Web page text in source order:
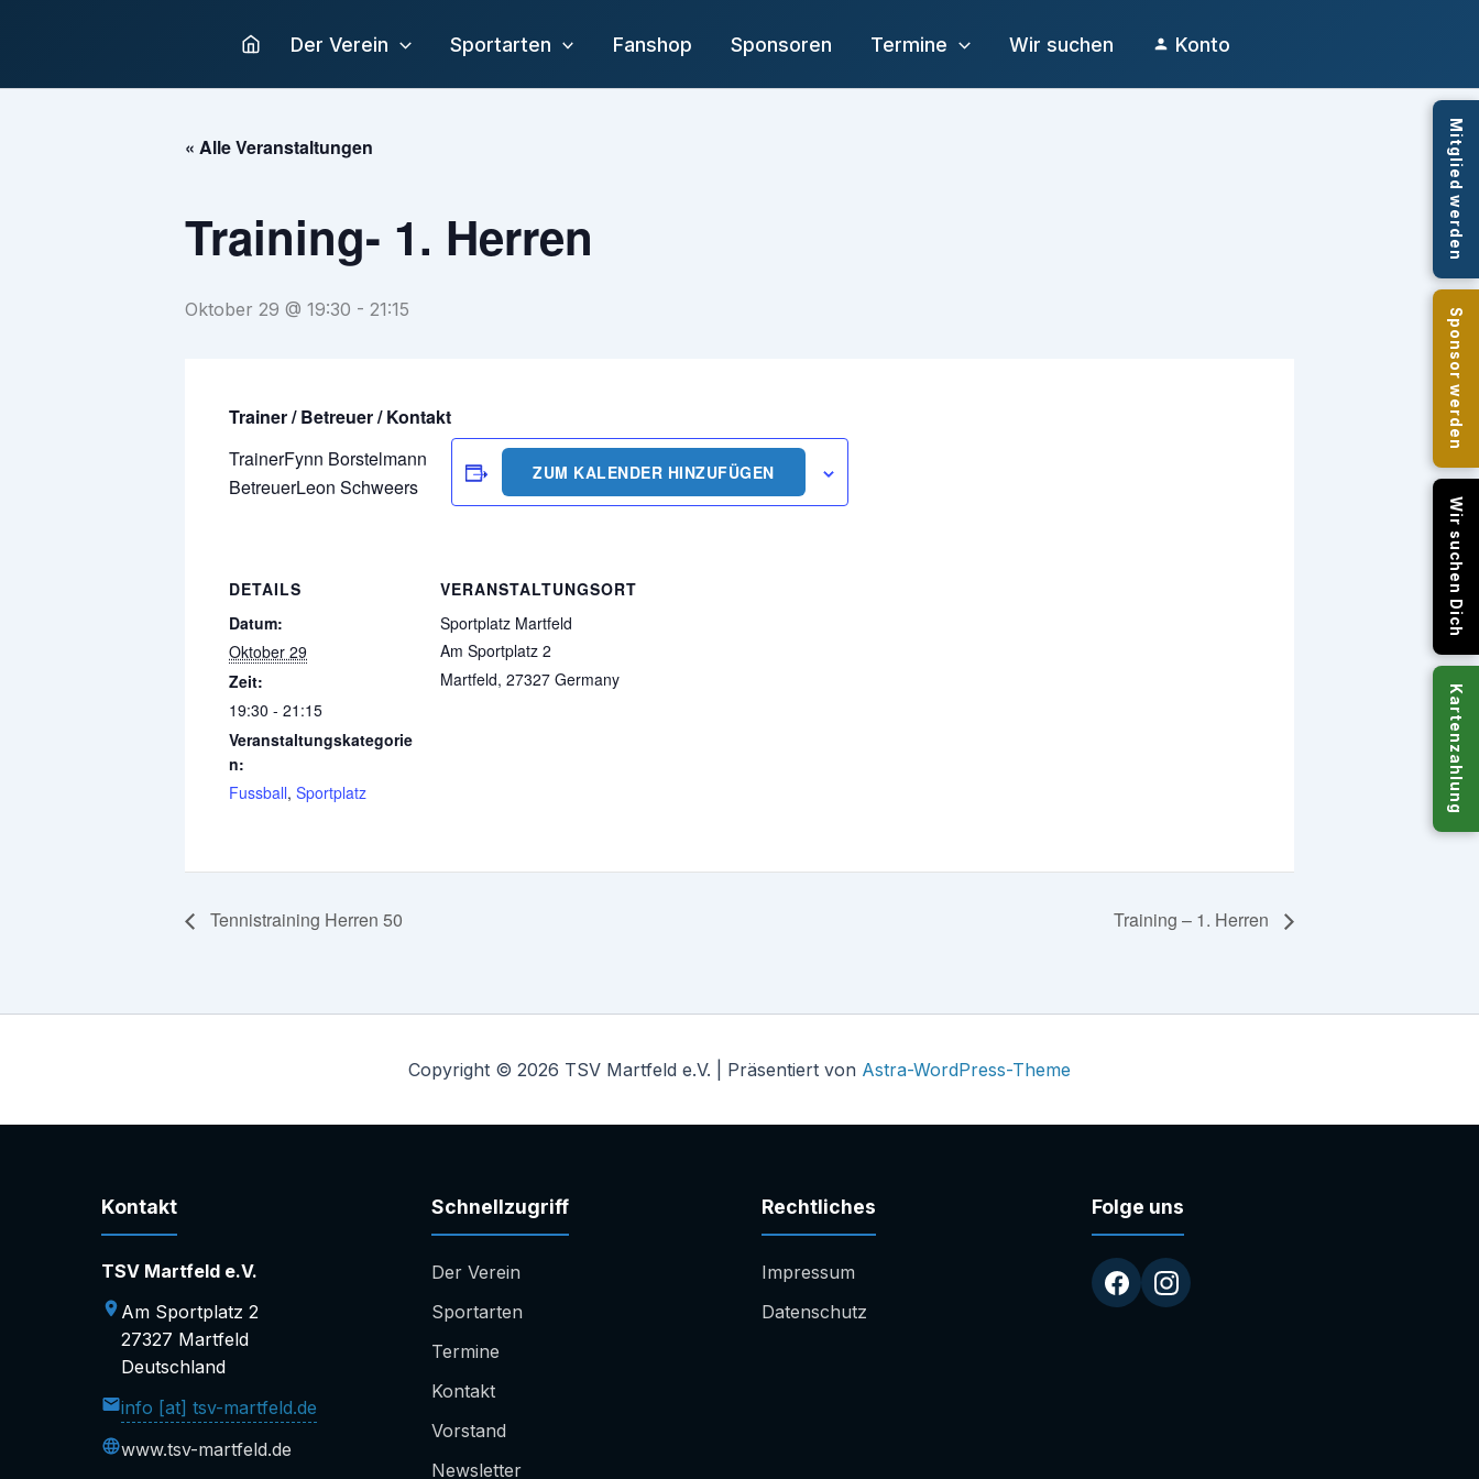
Der Verein Sportarten Fanshop Sponsoren Termine Wir suchen Konto
« Alle Veranstaltungen
Training- 1. Herren
Oktober 29 @ 19:30 - 21:15
Trainer / Betreuer / Kontakt
TrainerFynn Borstelmann
BetreuerLeon Schweers
ZUM KALENDER HINZUFÜGEN
DETAILS
Datum:
Oktober 29
Zeit:
19:30 - 21:15
Veranstaltungskategorie
n:
Fussball, Sportplatz
VERANSTALTUNGSORT
Sportplatz Martfeld
Am Sportplatz 2
Martfeld, 27327 Germany
Tennistraining Herren 50 Training – 1. Herren
Copyright © 2026 TSV Martfeld e.V. | Präsentiert von Astra-WordPress-Theme
Kontakt
TSV Martfeld e.V.
Am Sportplatz 2
27327 Martfeld
Deutschland
info [at] tsv-martfeld.de
www.tsv-martfeld.de
Schnellzugriff
Der Verein
Sportarten
Termine
Kontakt
Vorstand
Newsletter
Rechtliches
Impressum
Datenschutz
Folge uns
Mitglied werden
Sponsor werden
Wir suchen Dich
Kartenzahlung